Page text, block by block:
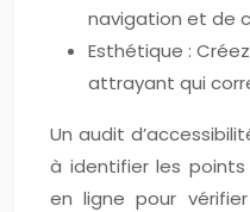
navigation et de
Esthétique :
attrayant qui
Un audit
à identifier les
en ligne pour